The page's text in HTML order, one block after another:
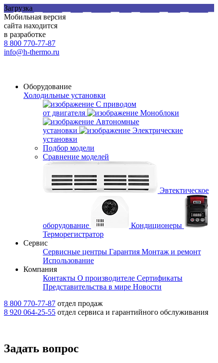
Загрузка
Мобильная версия
сайта находится
в разработке
8 800 770-77-87
info@h-thermo.ru
Оборудование
Холодильные установки
С приводом
от двигателя
Моноблоки
Автономные
установки
Электрические
установки
Подбор модели
Сравнение моделей
Эвтектическое
оборудование
Кондиционеры
Терморегистратор
Сервис
Сервисные центры Гарантия Монтаж и ремонт
Использование
Компания
Контакты О производителе Сертификаты
Представительства в мире Новости
8 800 770-77-87 отдел продаж
8 920 064-25-55 отдел сервиса и гарантийного обслуживания
Задать вопрос